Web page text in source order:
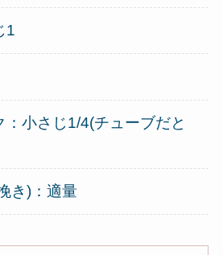
1
：小さじ1/4(チューブだと
き)：適量